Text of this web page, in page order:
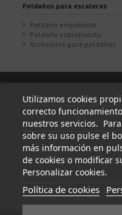
Peldaños para escaleras
Peldaño empotrado
Peldaño sobrepuesto
Accesorios para peldaños
Utilizamos cookies
correcto
nuestros servicios.
sobre su uso pulse el
más información en
de cookies o modificar
Personalizar cookies.
Política de cookies
Información
Mi cuenta
Información de contacto
Síguenos